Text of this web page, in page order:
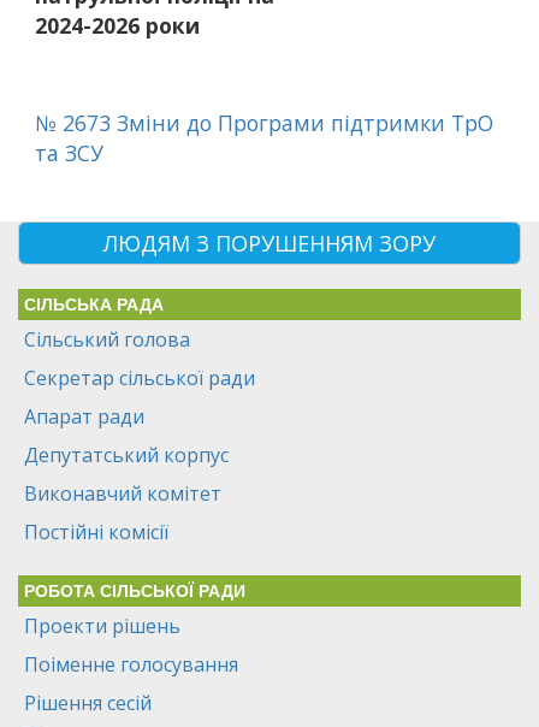
2024-2026 роки
№ 2673 Зміни до Програми підтримки ТрО
та ЗСУ
ЛЮДЯМ З ПОРУШЕННЯМ ЗОРУ
СІЛЬСЬКА РАДА
Сільський голова
Секретар сільської ради
Апарат ради
Депутатський корпус
Виконавчий комітет
Постійні комісії
РОБОТА СІЛЬСЬКОЇ РАДИ
Проекти рішень
Поіменне голосування
Рішення сесій